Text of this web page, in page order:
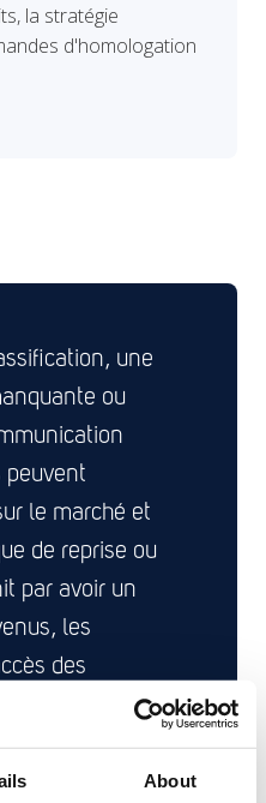
About
la stratégie
d'homologation
une
ou
peuvent
le marché et
de reprise ou
par avoir un
les
des
et